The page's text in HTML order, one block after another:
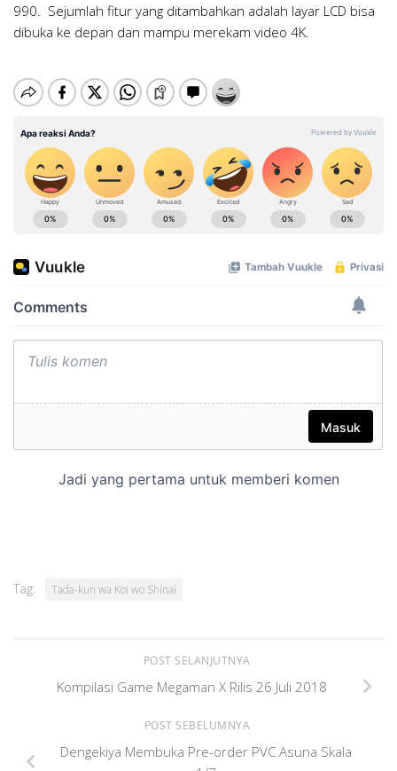
990. Sejumlah fitur yang ditambahkan adalah layar LCD bisa
dibuka ke depan dan mampu merekam video 4K.
Tag: Tada-kun wa Koi wo Shinai
POST SELANJUTNYA
Kompilasi Game Megaman X Rilis 26 Juli 2018
POST SEBELUMNYA
Dengekiya Membuka Pre-order PVC Asuna Skala